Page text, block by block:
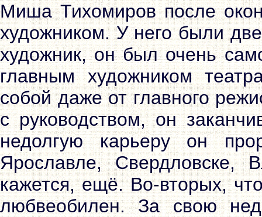
Миша Тихомиров после
художником. У него были
художник, он был очень
главным художником
собой даже от главного
с руководством, он
недолгую карьеру он
Ярославле, Свердловске,
кажется, ещё. Во-вторых,
любвеобилен. За свою